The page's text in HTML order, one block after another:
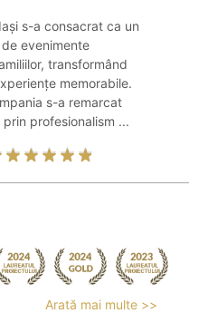
s-a consacrat ca un
evenimente
transformând
memorabile.
s-a remarcat
profesionalism ...
Arată mai multe >>